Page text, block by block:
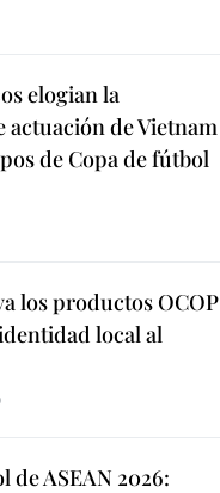
elogian la
de Vietnam
de Copa de fútbol
los productos OCOP
local al
de ASEAN 2026: